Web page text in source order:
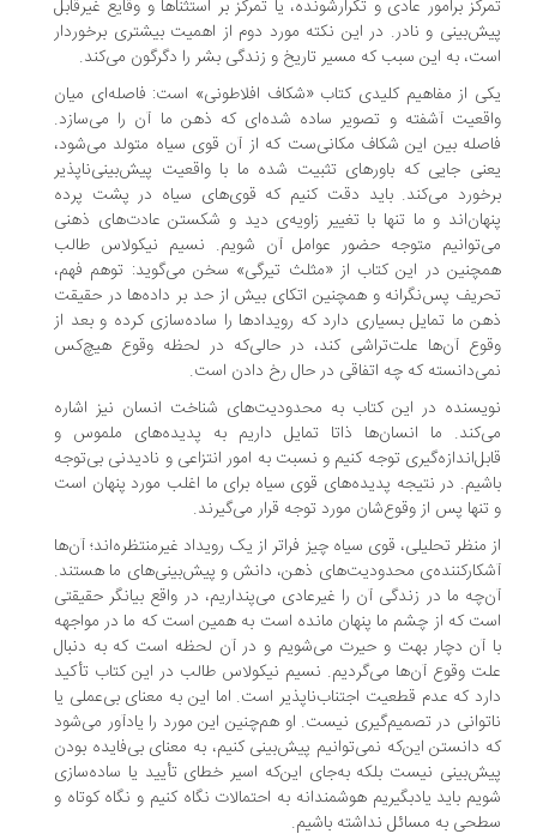
برامور عادی و تکرارشونده، یا تمرکز بر استثناها و وقایع غیرقابل
و نادر. در این نکته مورد دوم از اهمیت بیشتری برخوردار
به این سبب که مسیر تاریخ و زندگی بشر را دگرگون می‌کند.
از مفاهیم کلیدی کتاب «شکاف افلاطونی» است: فاصله‌ای میان
آشفته و تصویر ساده ‌شده‌ای که ذهن ما آن را می‌سازد.
بین این شکاف مکانی‌ست که از آن قوی سیاه متولد می‌شود،
جایی که باورهای تثبیت شده ما با واقعیت پیش‌بینی‌ناپذیر
می‌کند. باید دقت کنیم که قوی‌های سیاه در پشت پرده
و ما تنها با تغییر زاویه‌ی دید و شکستن عادت‌های ذهنی
متوجه حضور عوامل آن شویم. نسیم نیکولاس طالب
در این کتاب از «مثلث تیرگی» سخن می‌گوید: توهم فهم،
پس‌نگرانه و همچنین اتکای بیش از حد بر داده‌ها در حقیقت
ما تمایل بسیاری دارد که رویدادها را ساده‌‌سازی کرده و بعد از
آن‌ها علت‌تراشی کند، در حالی‌که در لحظه وقوع هیچ‌کس
که چه اتفاقی در حال رخ دادن است.
در این کتاب به محدودیت‌های شناخت انسان نیز اشاره
ما انسان‌ها ذاتا تمایل داریم به پدیده‌های ملموس و
توجه کنیم و نسبت به امور انتزاعی و نادیدنی بی‌توجه
در نتیجه پدیده‌های قوی سیاه برای ما اغلب مورد پنهان است
پس از وقوع‌شان مورد توجه قرار می‌گیرند.
منظر تحلیلی، قوی سیاه چیز فراتر از یک رویداد غیرمنتظره‌اند؛ آن‌ها
محدودیت‌های ذهن، دانش و پیش‌بینی‌های ما هستند.
ما در زندگی آن را غیرعادی می‌پنداریم، در واقع بیانگر حقیقتی
که از چشم ما پنهان مانده است به همین است که ما در مواجهه
آن دچار بهت و حیرت می‌شویم و در آن لحظه است که به دنبال
وقوع آن‌ها می‌گردیم. نسیم نیکولاس طالب در این کتاب تأکید
که عدم قطعیت اجتناب‌ناپذیر است. اما این به معنای بی‌عملی یا
در تصمیم‌گیری نیست. او هم‌چنین این مورد را یادآور می‌شود
دانستن این‌که نمی‌توانیم پیش‌بینی کنیم، به معنای بی‌فایده بودن
نیست بلکه به‌جای این‌که اسیر خطای تأیید یا ساده‌سازی
باید یادبگیریم هوشمندانه به احتمالات نگاه کنیم و نگاه کوتاه و
به مسائل نداشته باشیم.